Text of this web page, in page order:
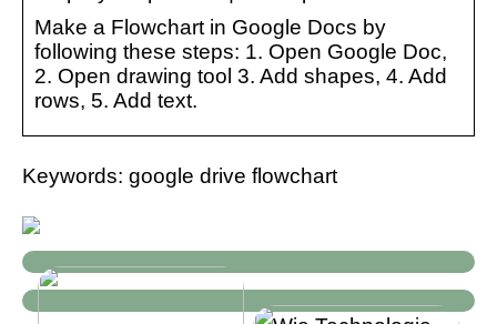
Make a Flowchart in Google Docs by
following these steps: 1. Open Google Doc,
2. Open drawing tool 3. Add shapes, 4. Add
rows, 5. Add text.
Keywords: google drive flowchart